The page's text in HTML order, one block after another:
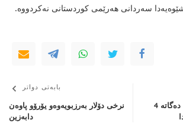
سەردانی هەرێمی كوردستانی نەكردووە.
هەناردەی نەوتی عێراق دەگاتە 4
بابەتی دواتر
نرخی دۆلار بەرزبویەوەو یۆرۆو پاوەن
دابەزین